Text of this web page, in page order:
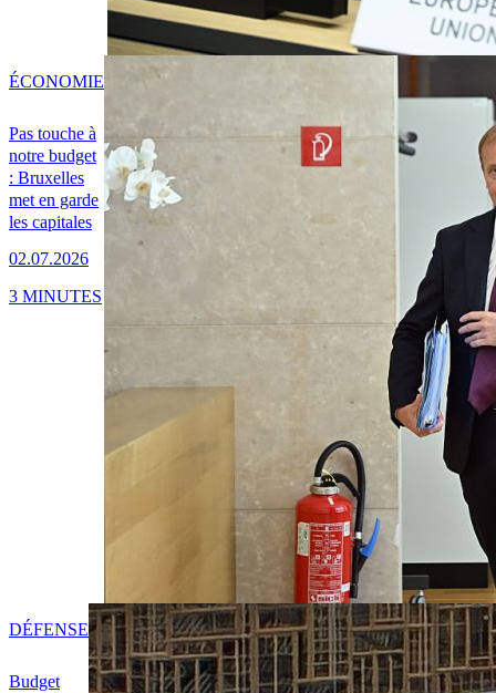
Pas touche à
notre budget
: Bruxelles
met en garde
les capitales
02.07.2026
ÉCONOMIE
3 MINUTES
Budget
DÉFENSE